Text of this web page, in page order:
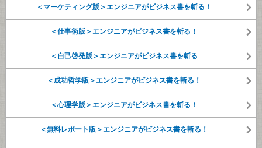
＜マーケティング版＞エンジニアがビジネス書を斬る！
＜仕事術版＞エンジニアがビジネス書を斬る！
＜自己啓発版＞エンジニアがビジネス書を斬る
＜成功哲学版＞エンジニアがビジネス書を斬る！
＜心理学版＞エンジニアがビジネス書を斬る！
＜無料レポート版＞エンジニアがビジネス書を斬る！